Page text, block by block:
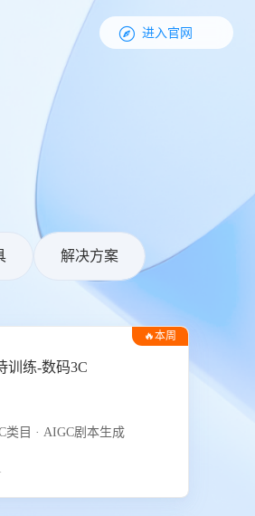
 进入官网
解决方案
🔥本周
训练-数码3C
类目 · AIGC剧本生成